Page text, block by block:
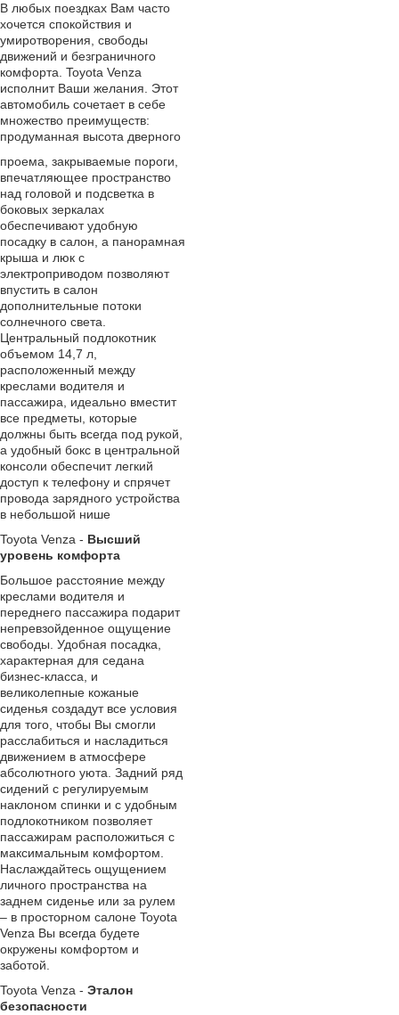
В любых поездках Вам часто
хочется спокойствия и
умиротворения, свободы
движений и безграничного
комфорта. Toyota Venza
исполнит Ваши желания. Этот
автомобиль сочетает в себе
множество преимуществ:
продуманная высота дверного
проема, закрываемые пороги,
впечатляющее пространство
над головой и подсветка в
боковых зеркалах
обеспечивают удобную
посадку в салон, а панорамная
крыша и люк с
электроприводом позволяют
впустить в салон
дополнительные потоки
солнечного света.
Центральный подлокотник
объемом 14,7 л,
расположенный между
креслами водителя и
пассажира, идеально вместит
все предметы, которые
должны быть всегда под рукой,
а удобный бокс в центральной
консоли обеспечит легкий
доступ к телефону и cпрячет
провода зарядного устройства
в небольшой нише
Toyota Venza - Высший
уровень комфорта
Большое расстояние между
креслами водителя и
переднего пассажира подарит
непревзойденное ощущение
свободы. Удобная посадка,
характерная для седана
бизнес-класса, и
великолепные кожаные
сиденья создадут все условия
для того, чтобы Вы смогли
расслабиться и насладиться
движением в атмосфере
абсолютного уюта. Задний ряд
сидений с регулируемым
наклоном спинки и с удобным
подлокотником позволяет
пассажирам расположиться с
максимальным комфортом.
Наслаждайтесь ощущением
личного пространства на
заднем сиденье или за рулем
– в просторном салоне Toyota
Venza Вы всегда будете
окружены комфортом и
заботой.
Toyota Venza - Эталон
безопасности